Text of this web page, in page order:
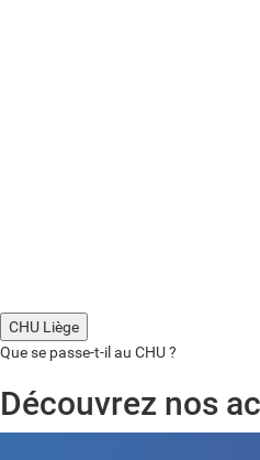
CHU Liège
Que se passe-t-il au CHU ?
Découvrez nos